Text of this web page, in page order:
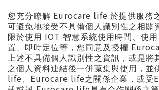
您充分瞭解 Eurocare life 於提供服務
可避免地接受不具備個人識別性之相關
限於使用 IOT 智慧系統使用時間、使
置、即時定位等，您同意及授權
上述不具備個人識別性之資訊，或是將
之個人資料連結後一併蒐集與使用，並
life、 Eurocare life之關係企業，或受